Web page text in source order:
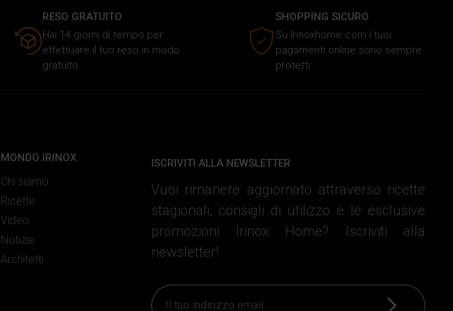
RESO GRATUITO
Hai 14 giorni di tempo per
effettuare il tuo reso in modo
gratuito.
SHOPPING SICURO
Su Irinoxhome.com i tuoi
pagamenti online sono sempre
protetti.
MONDO IRINOX
Chi siamo
Ricette
Video
Notizie
Architetti
ISCRIVITI ALLA NEWSLETTER
Vuoi rimanere aggiornato attraverso ricette
stagionali, consigli di utilizzo e le esclusive
promozioni Irinox Home? Iscriviti alla
newsletter!